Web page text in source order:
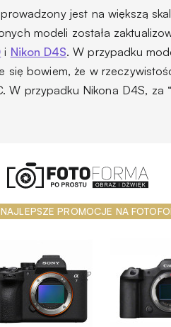
jest na większą
modeli została
i Nikon D4S. W przypadku
się bowiem, że w
W przypadku Nikona D4S, za
PROMOCJE NA